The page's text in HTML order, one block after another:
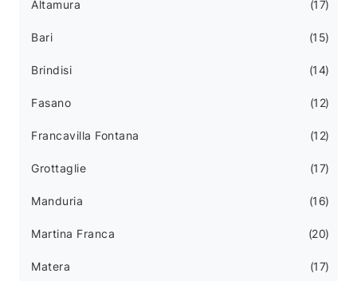
Altamura 17
Bari 15
Brindisi 14
Fasano 12
Francavilla Fontana 12
Grottaglie 17
Manduria 16
Martina Franca 20
Matera 17